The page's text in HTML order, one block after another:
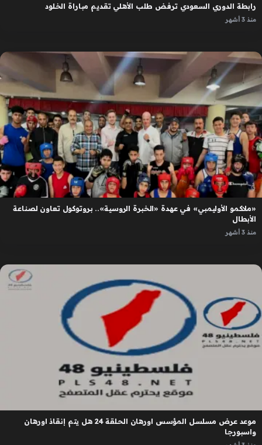
رابطة الدوري السعودي ترفض طلب الأهلي تقديم مباراة الخلود
منذ 3 أشهر
«ملاكمو الأوليمبي» في عهدة «الخبرة الروسية».. بروتوكول تعاون لصناعة
الأبطال
منذ 3 أشهر
موعد عرض مسلسل المؤسس اورهان الحلقة 24 هل يتم إنقاذ اورهان
واسبورجا